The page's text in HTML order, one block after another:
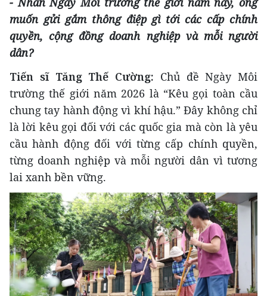
muốn gửi gắm thông điệp gì tới các cấp chính
quyền, cộng đồng doanh nghiệp và mỗi người
dân?
Tiến sĩ Tăng Thế Cường: Chủ đề Ngày Môi
trường thế giới năm 2026 là “Kêu gọi toàn cầu
chung tay hành động vì khí hậu.” Đây không chỉ
là lời kêu gọi đối với các quốc gia mà còn là yêu
cầu hành động đối với từng cấp chính quyền,
từng doanh nghiệp và mỗi người dân vì tương
lai xanh bền vững.